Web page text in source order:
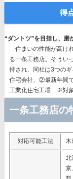
得
“ダントツ”を目指し、磨
住まいの性能が高け
る一条工務店。そうい
持され、同社は3つの
住宅会社、②最新年間
工業化住宅工場 ※対
一条工務店の
対応可能工法 木
北
京